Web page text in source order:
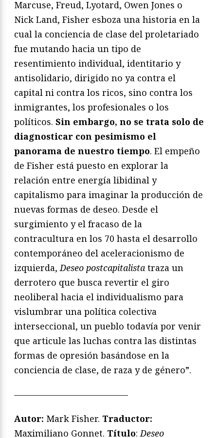
Marcuse, Freud, Lyotard, Owen Jones o
Nick Land, Fisher esboza una historia en la
cual la conciencia de clase del proletariado
fue mutando hacia un tipo de
resentimiento individual, identitario y
antisolidario, dirigido no ya contra el
capital ni contra los ricos, sino contra los
inmigrantes, los profesionales o los
políticos. Sin embargo, no se trata solo de
diagnosticar con pesimismo el
panorama de nuestro tiempo. El empeño
de Fisher está puesto en explorar la
relación entre energía libidinal y
capitalismo para imaginar la producción de
nuevas formas de deseo. Desde el
surgimiento y el fracaso de la
contracultura en los 70 hasta el desarrollo
contemporáneo del aceleracionismo de
izquierda,Deseo postcapitalista traza un
derrotero que busca revertir el giro
neoliberal hacia el individualismo para
vislumbrar una política colectiva
interseccional, un pueblo todavía por venir
que articule las luchas contra las distintas
formas de opresión basándose en la
conciencia de clase, de raza y de género”.
—————————————
Autor: Mark Fisher. Traductor:
Maximiliano Gonnet. Título:Deseo